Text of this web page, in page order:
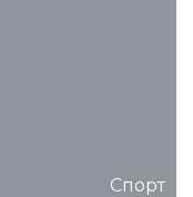
Спорт